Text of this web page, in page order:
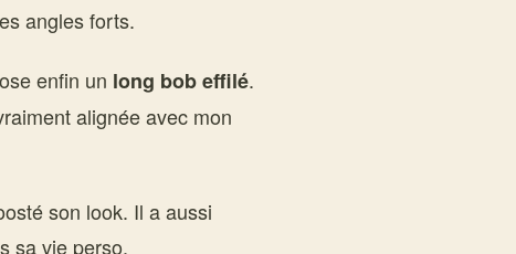
angles forts.
enfin un long bob effilé.
alignée avec mon
son look. Il a aussi
sa vie perso.